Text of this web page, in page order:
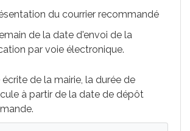
du courrier recommandé
de la date d'envoi de la
par voie électronique.
de la mairie, la durée de
à partir de la date de dépôt